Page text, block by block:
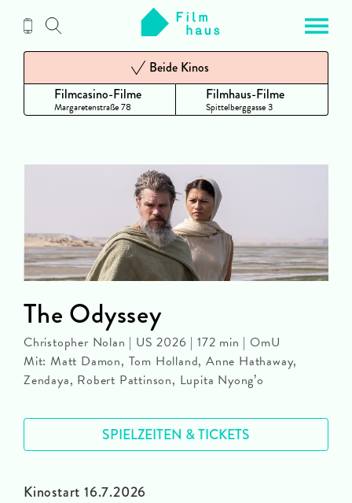
Inhalt
Filmcasino-Filme
Margaretenstraße 78
Beide Kinos
Filmhaus-Filme
Spittelberggasse 3
Kinostart 16.7.2026
The Odyssey
Christopher Nolan | US 2026 | 172 min | OmU
Mit: Matt Damon, Tom Holland, Anne Hathaway,
Zendaya, Robert Pattinson, Lupita Nyong’o
SPIELZEITEN & TICKETS